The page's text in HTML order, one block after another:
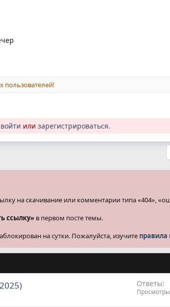
пользователей!
войти или зарегистрироваться.
на скачивание или комментарии типа «404»,
ссылку» в первом посте темы.
на сутки. Пожалуйста, изучите правила
Ответы
Просмотры